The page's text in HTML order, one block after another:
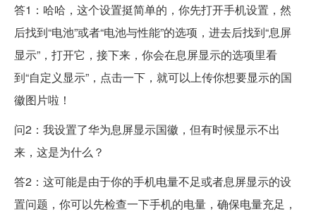
答1：哈哈，这个设置挺简单的，你先打开手机设置，然
后找到“电池”或者“电池与性能”的选项，进去后找到“息屏
显示”，打开它，接下来，你会在息屏显示的选项里看
到“自定义显示”，点击一下，就可以上传你想要显示的国
徽图片啦！
问2：我设置了华为息屏显示国徽，但有时候显示不出
来，这是为什么？
答2：这可能是由于你的手机电量不足或者息屏显示的设
置问题，你可以先检查一下手机的电量，确保电量充足，